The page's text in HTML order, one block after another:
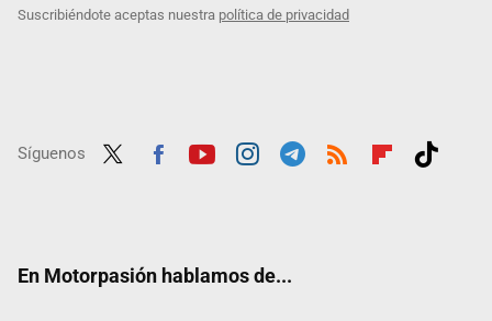
Suscribiéndote aceptas nuestra política de privacidad
Síguenos
En Motorpasión hablamos de...